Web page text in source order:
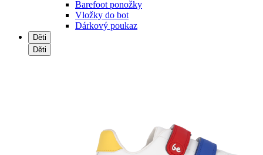
Barefoot ponožky
Vložky do bot
Dárkový poukaz
Děti
Děti